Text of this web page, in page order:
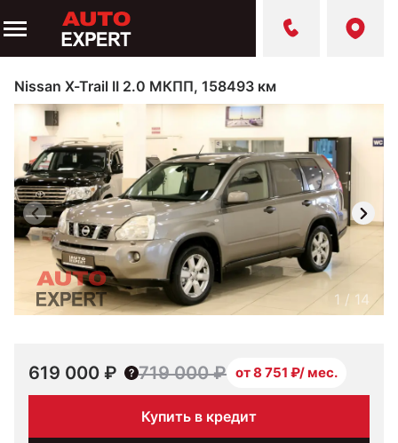
Nissan X-Trail II 2.0 МКПП, 158493 км
1 / 14
619 000 ₽ 719 000 ₽ от 8 751 ₽/ мес.
Купить в кредит